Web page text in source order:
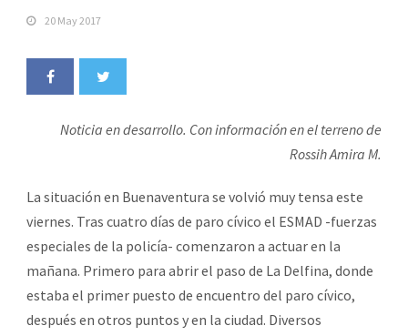
20 May 2017
Noticia en desarrollo. Con información en el terreno de
Rossih Amira M.
La situación en Buenaventura se volvió muy tensa este
viernes. Tras cuatro días de paro cívico el ESMAD -fuerzas
especiales de la policía- comenzaron a actuar en la
mañana. Primero para abrir el paso de La Delfina, donde
estaba el primer puesto de encuentro del paro cívico,
después en otros puntos y en la ciudad. Diversos